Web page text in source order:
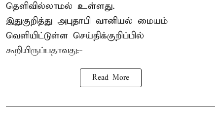
தெளிவில்லாமல் உள்ளது.
இதுகுறித்து அபுதாபி வானியல் மையம்
வெளியிட்டுள்ள செய்திக்குறிப்பில்
கூறியிருப்பதாவது:-
Read More